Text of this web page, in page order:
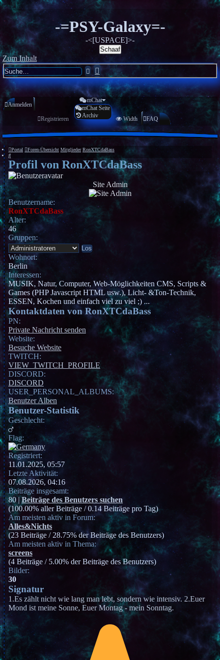
-=PSY-Galaxy=-
-<[USPACE]>-
Schaaf
Zum Inhalt
SucheErweiterte
Suche
Anmelden
Registrieren
mChat
mChat Seite
Archiv
Width FAQ
Portal Foren-Übersicht Mitglieder RonXTCdaBass
Suche
Profil von RonXTCdaBass
Site Admin
Benutzername:
RonXTCdaBass
Alter:
46
Gruppen:
Wohnort:
Berlin
Interessen:
MUSIK, Natur, Computer, Web-Möglichkeiten CMS, Scripts &
Games (PHP Javascript HTML usw.), Licht- &Ton-Technik,
ESSEN, Kochen und einfach viel zu viel ;) ...
Kontaktdaten von RonXTCdaBass
PN:
Private Nachricht senden
Website:
Besuche Website
TWITCH:
VIEW_TWITCH_PROFILE
DISCORD:
DISCORD
USER_PERSONAL_ALBUMS:
Benutzer Alben
Benutzer-Statistik
Geschlecht:
Flag:
Registriert:
11.01.2025, 05:57
Letzte Aktivität:
07.08.2026, 04:16
Beiträge insgesamt:
80 |Beiträge des Benutzers suchen
(100.00% aller Beiträge / 0.14 Beiträge pro Tag)
Am meisten aktiv in Forum:
Alles&Nichts
(23 Beiträge / 28.75% der Beiträge des Benutzers)
Am meisten aktiv in Thema:
screens
(4 Beiträge / 5.00% der Beiträge des Benutzers)
Bilder:
30
Signatur
1.Es zählt nicht wie lang man lebt, sondern wie intensiv. 2.Euer
Mond ist meine Sonne, Euer Montag - mein Sonntag.